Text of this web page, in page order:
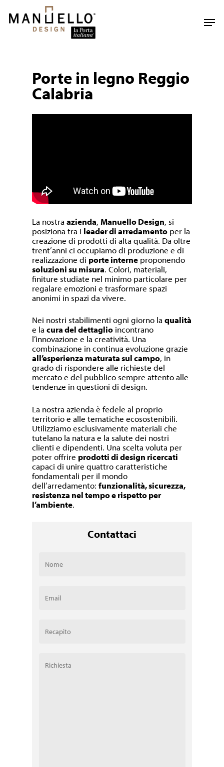
main
Porte in legno Reggio
Calabria
La nostraazienda, Manuello Design, si
posiziona tra i leader di arredamento per la
creazione di prodotti di alta qualità. Da oltre
trent’anni ci occupiamo di produzione e di
realizzazione di porte interne proponendo
soluzioni su misura. Colori, materiali,
finiture studiate nel minimo particolare per
regalare emozioni e trasformare spazi
anonimi in spazi da vivere.
Nei nostri stabilimenti ogni giorno laqualità
e lacura del dettaglio incontrano
l’innovazione e la creatività. Una
combinazione in continua evoluzione grazie
all’esperienza maturata sul campo, in
grado di rispondere alle richieste del
mercato e del pubblico sempre attento alle
tendenze in questioni di design.
La nostra azienda è fedele al proprio
territorio e alle tematiche ecosostenibili.
Utilizziamo esclusivamente materiali che
tutelano la natura e la salute dei nostri
clienti e dipendenti. Una scelta voluta per
poter offrire prodotti di design ricercati
capaci di unire quattro caratteristiche
fondamentali per il mondo
dell’arredamento:funzionalità, sicurezza,
resistenza nel tempo e rispetto per
l’ambiente.
Contattaci